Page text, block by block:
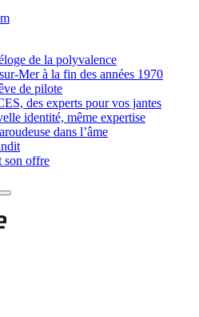
de la polyvalence
Mer à la fin des années 1970
de pilote
des experts pour vos jantes
identité, même expertise
dans l’âme
offre